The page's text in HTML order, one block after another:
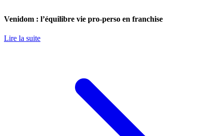
Venidom : l’équilibre vie pro-perso en franchise
Lire la suite